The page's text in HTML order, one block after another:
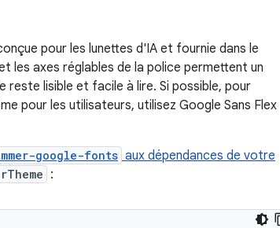
pour les lunettes d'IA et fournie dans le
les axes réglables de la police permettent un
reste lisible et facile à lire. Si possible, pour
pour les utilisateurs, utilisez Google Sans Flex
google-fonts aux dépendances de votre
: